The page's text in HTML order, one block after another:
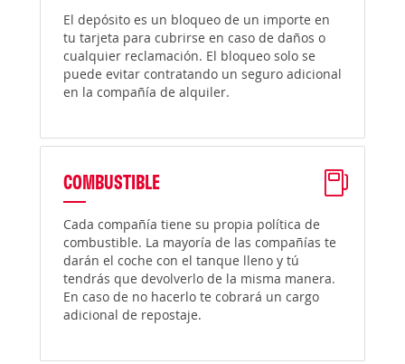
El depósito es un bloqueo de un importe en
tu tarjeta para cubrirse en caso de daños o
cualquier reclamación. El bloqueo solo se
puede evitar contratando un seguro adicional
en la compañía de alquiler.
COMBUSTIBLE
Cada compañía tiene su propia política de
combustible. La mayoría de las compañías te
darán el coche con el tanque lleno y tú
tendrás que devolverlo de la misma manera.
En caso de no hacerlo te cobrará un cargo
adicional de repostaje.